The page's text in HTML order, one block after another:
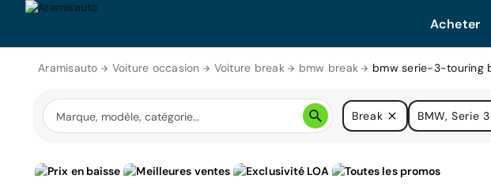
Acheter
Aramisauto Voiture occasion Voiture break bmw break bmw serie-3-touring
Break BMW, Serie